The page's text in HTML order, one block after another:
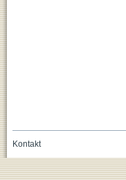
Kontakt